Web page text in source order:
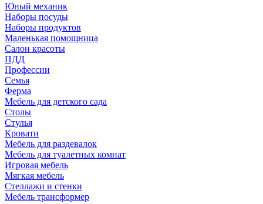
Юный механик
Наборы посуды
Наборы продуктов
Маленькая помощница
Салон красоты
ПДД
Профессии
Семья
Ферма
Мебель для детского сада
Столы
Cтулья
Кровати
Мебель для раздевалок
Мебель для туалетных комнат
Игровая мебель
Мягкая мебель
Стеллажи и стенки
Мебель трансформер